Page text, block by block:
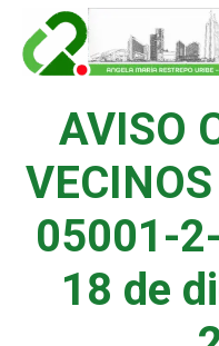
contenido
AVISO
05001-
18 de